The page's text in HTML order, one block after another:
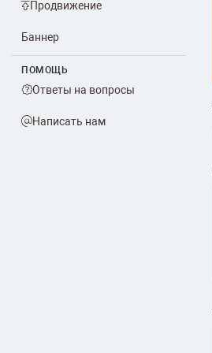
Продвижение
Баннер
ПОМОЩЬ
Ответы на вопросы
Написать нам